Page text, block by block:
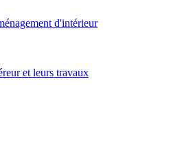
d'intérieur
et leurs travaux